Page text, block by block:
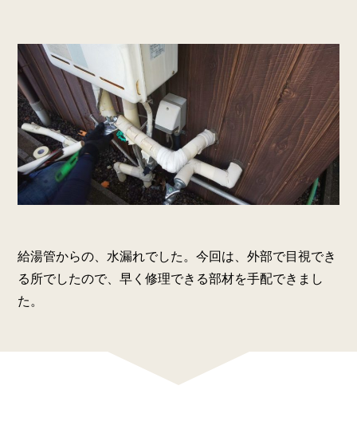
給湯管からの、水漏れでした。今回は、外部で目視でき
る所でしたので、早く修理できる部材を手配できまし
た。